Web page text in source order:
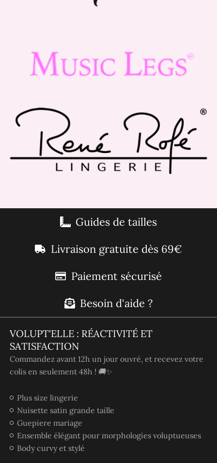
Guides de tailles
Livraison gratuite dès 69€
Paiement sécurisé
Besoin d'aide ?
VOLUPT'ELLE : RÉACTIVITÉ ET
SATISFACTION
Commandez avant 12h un jour ouvré, et recevez votre
colis en seulement 48h ! 🚚✨
Plus size lingerie
Nuisette satin grande taille
Guepiere mariage
Ensemble élégant pour morphologies voluptueuses
Body curvy et stylé